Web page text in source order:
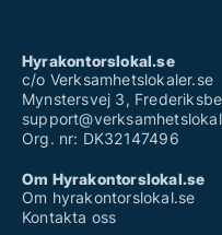
Hyrakontorslokal.se
c/o Verksamhetslokaler.se
Mynstersvej 3,
Org. nr: DK32147496
Om Hyrakontorslokal.se
Om hyrakontorslokal.se
Kontakta oss